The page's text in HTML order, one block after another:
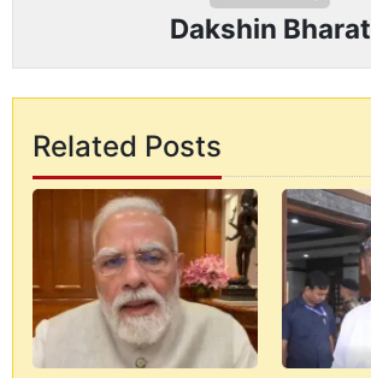
Dakshin Bharat
Related Posts